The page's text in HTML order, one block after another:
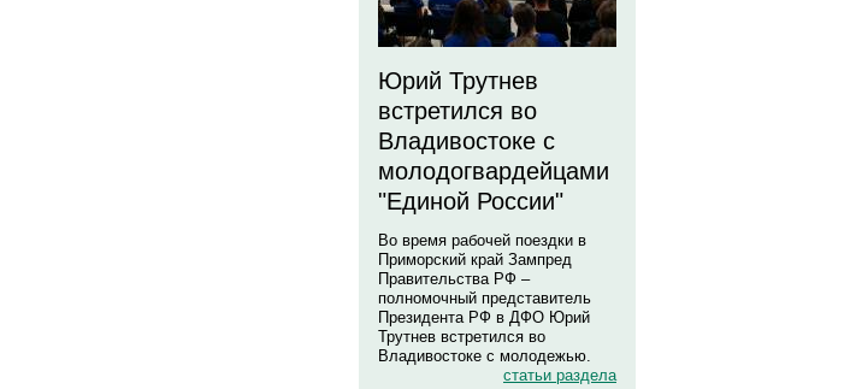
Юрий Трутнев
встретился во
Владивостоке с
молодогвардейцами
"Единой России"
Во время рабочей поездки в
Приморский край Зампред
Правительства РФ –
полномочный представитель
Президента РФ в ДФО Юрий
Трутнев встретился во
Владивостоке с молодежью.
статьи раздела